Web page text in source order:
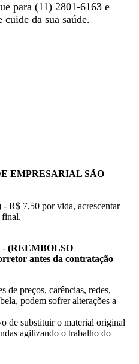
para (11) 2801-6163 e
da sua saúde.
EMPRESARIAL SÃO
R$ 7,50 por vida, acrescentar
final.
- (REEMBOLSO
antes da contratação
de preços, carências, redes,
podem sofrer alterações a
de substituir o material original
agilizando o trabalho do